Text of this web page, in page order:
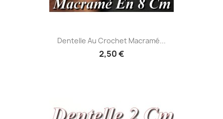
Dentelle Au Crochet Macramé...
2,50 €